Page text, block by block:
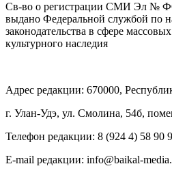
Св-во о регистрации СМИ Эл № ФС
выдано Федеральной службой по
законодательства в сфере
культурного наследия
Адрес редакции: 670000,
г. Улан-Удэ, ул. Смолина, 54б,
Телефон редакции: ‎‎8 (924 4) 58 90
E-mail редакции: info@baikal-